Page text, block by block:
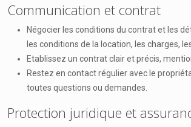
Communication et contrat
Négocier les conditions du contrat et les
les conditions de la location, les charges,
Etablissez un contrat clair et précis,
Restez en contact régulier avec le
toutes questions ou demandes.
Protection juridique et